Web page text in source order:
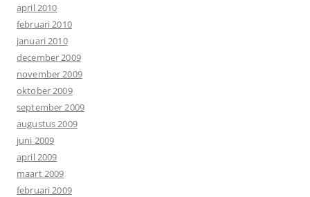
april 2010
februari 2010
januari 2010
december 2009
november 2009
oktober 2009
september 2009
augustus 2009
juni 2009
april 2009
maart 2009
februari 2009